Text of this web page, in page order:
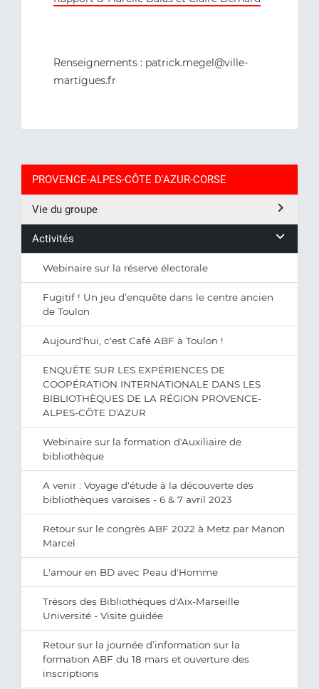
Renseignements : patrick.megel@ville-
martigues.fr
PROVENCE-ALPES-CÔTE D'AZUR-CORSE
Vie du groupe
Activités
Webinaire sur la réserve électorale
Fugitif ! Un jeu d’enquête dans le centre ancien
de Toulon
Aujourd'hui, c'est Café ABF à Toulon !
ENQUÊTE SUR LES EXPÉRIENCES DE
COOPÉRATION INTERNATIONALE DANS LES
BIBLIOTHÈQUES DE LA RÉGION PROVENCE-
ALPES-CÔTE D'AZUR
Webinaire sur la formation d'Auxiliaire de
bibliothèque
A venir : Voyage d'étude à la découverte des
bibliothèques varoises - 6 & 7 avril 2023
Retour sur le congrès ABF 2022 à Metz par Manon
Marcel
L'amour en BD avec Peau d'Homme
Trésors des Bibliothèques d'Aix-Marseille
Université - Visite guidée
Retour sur la journée d’information sur la
formation ABF du 18 mars et ouverture des
inscriptions